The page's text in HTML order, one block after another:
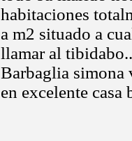
habitaciones
a m2 situado a
llamar al
Barbaglia simona
en excelente casa